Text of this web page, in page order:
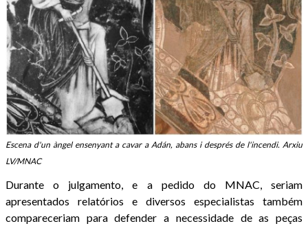
Escena d'un àngel ensenyant a cavar a Adán, abans i després de l'incendi. Arxiu
LV/MNAC
Durante o julgamento, e a pedido do MNAC, seriam
apresentados relatórios e diversos especialistas também
compareceriam para defender a necessidade de as peças